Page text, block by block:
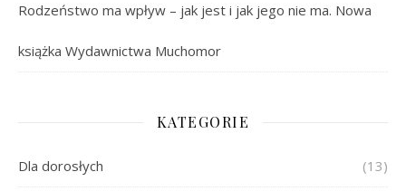
Rodzeństwo ma wpływ – jak jest i jak jego nie ma. Nowa
książka Wydawnictwa Muchomor
KATEGORIE
Dla dorosłych (13)